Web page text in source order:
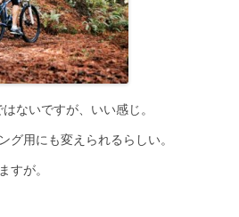
ないですが、いい感じ。
グ用にも変えられるらしい。
すが。